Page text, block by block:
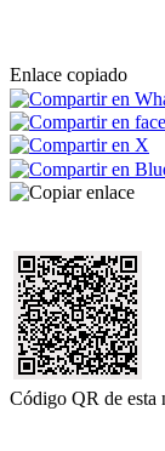
Enlace copiado
Código QR de esta